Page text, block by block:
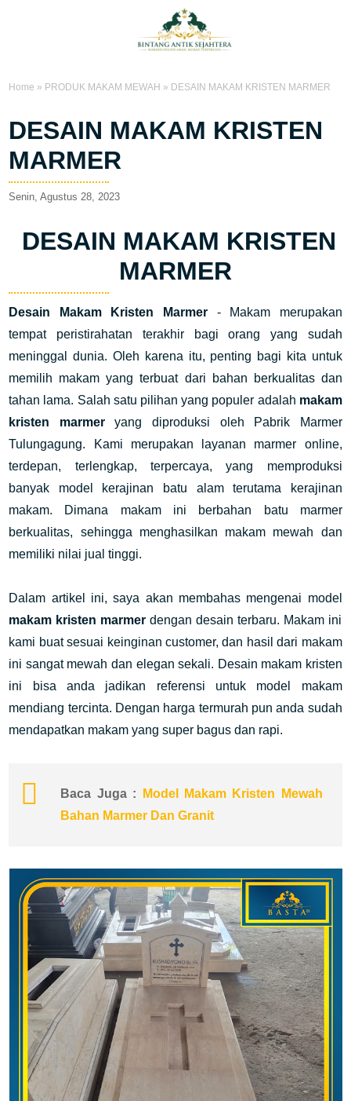
Home » PRODUK MAKAM MEWAH » DESAIN MAKAM KRISTEN MARMER
DESAIN MAKAM KRISTEN
MARMER
Senin, Agustus 28, 2023
DESAIN MAKAM KRISTEN
MARMER
Desain Makam Kristen Marmer -
Makam merupakan
tempat peristirahatan terakhir bagi orang yang sudah
meninggal dunia. Oleh karena itu, penting bagi kita untuk
memilih makam yang terbuat dari bahan berkualitas dan
tahan lama. Salah satu pilihan yang populer adalah makam
kristen marmer yang diproduksi oleh Pabrik Marmer
Tulungagung. Kami merupakan layanan marmer online,
terdepan, terlengkap, terpercaya, yang memproduksi
banyak model kerajinan batu alam terutama kerajinan
makam. Dimana makam ini berbahan batu marmer
berkualitas, sehingga menghasilkan makam mewah dan
memiliki nilai jual tinggi.
Dalam artikel ini, saya akan membahas mengenai model
makam kristen marmer dengan desain terbaru. Makam ini
kami buat sesuai keinginan customer, dan hasil dari makam
ini sangat mewah dan elegan sekali. Desain makam kristen
ini bisa anda jadikan referensi untuk model makam
mendiang tercinta. Dengan harga termurah pun anda sudah
mendapatkan makam yang super bagus dan rapi.
Baca Juga :
Model Makam Kristen Mewah
Bahan Marmer Dan Granit